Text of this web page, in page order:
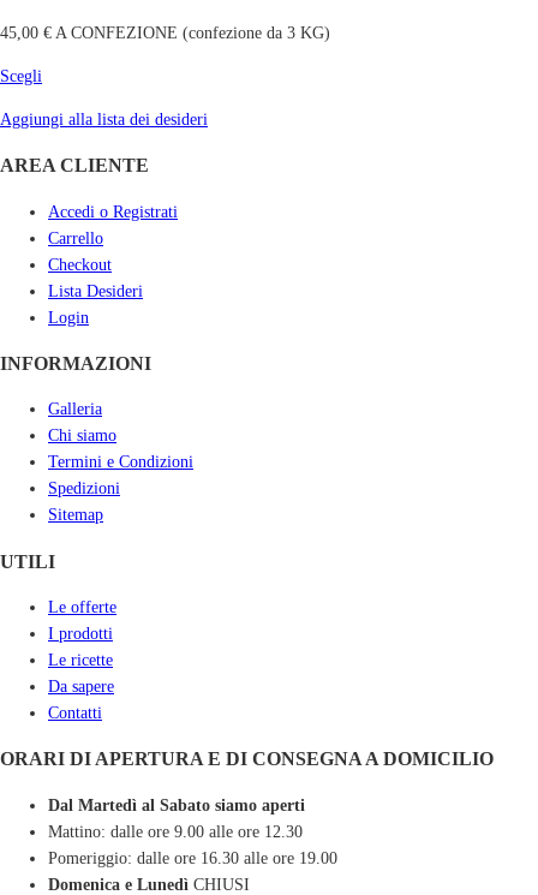
45,00 € A CONFEZIONE (confezione da 3 KG)
Scegli
Aggiungi alla lista dei desideri
AREA CLIENTE
Accedi o Registrati
Carrello
Checkout
Lista Desideri
Login
INFORMAZIONI
Galleria
Chi siamo
Termini e Condizioni
Spedizioni
Sitemap
UTILI
Le offerte
I prodotti
Le ricette
Da sapere
Contatti
ORARI DI APERTURA E DI CONSEGNA A DOMICILIO
Dal Martedì al Sabato siamo aperti
Mattino: dalle ore 9.00 alle ore 12.30
Pomeriggio: dalle ore 16.30 alle ore 19.00
Domenica e Lunedì CHIUSI